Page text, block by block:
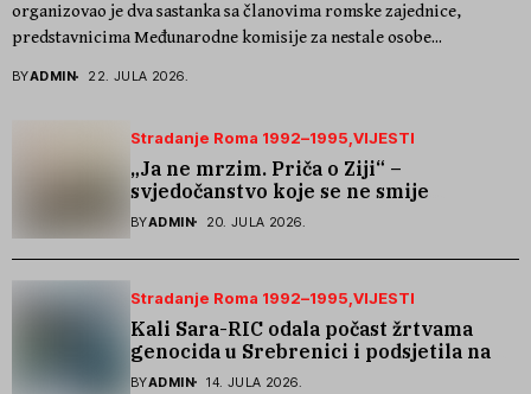
organizovao je dva sastanka sa članovima romske zajednice,
predstavnicima Međunarodne komisije za nestale osobe...
BYADMIN 22. JULA 2026.
Stradanje Roma 1992–1995 VIJESTI
„Ja ne mrzim. Priča o Ziji“ –
svjedočanstvo koje se ne smije
zaboraviti
BYADMIN 20. JULA 2026.
Stradanje Roma 1992–1995 VIJESTI
Kali Sara-RIC odala počast žrtvama
genocida u Srebrenici i podsjetila na
stradanje Roma iz Skočića
BYADMIN 14. JULA 2026.